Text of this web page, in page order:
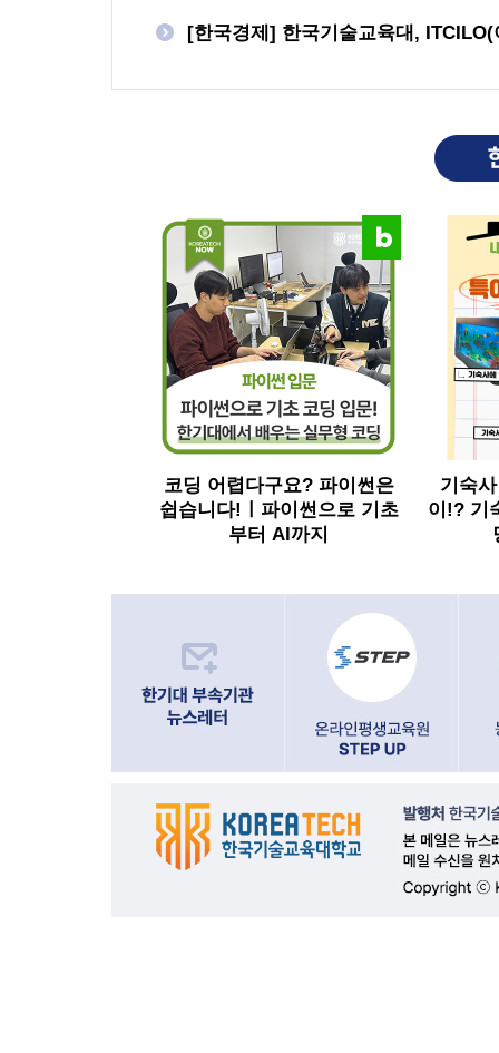
코딩 어렵다구요? 파이썬은
쉽습니다!ㅣ파이썬으로 기초
부터 AI까지
기숙
이!? 기